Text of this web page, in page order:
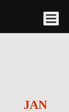
JAN